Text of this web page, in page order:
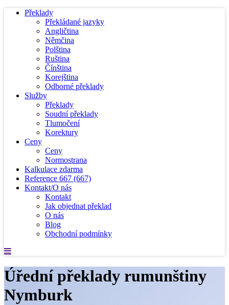
Překlady
Překládané jazyky
Angličtina
Němčina
Polština
Ruština
Čínština
Korejština
Odborné překlady
Služby
Překlady
Soudní překlady
Tlumočení
Korektury
Ceny
Ceny
Normostrana
Kalkulace zdarma
Reference 667 (667)
Kontakt/O nás
Kontakt
Jak objednat překlad
O nás
Blog
Obchodní podmínky
Úřední překlady rumunštiny
Nymburk